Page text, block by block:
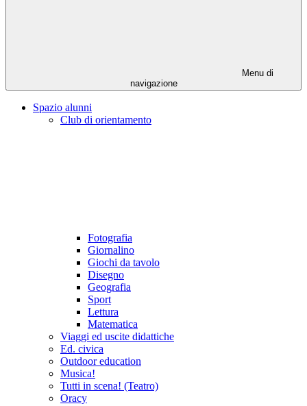
Menu di
navigazione
Spazio alunni
Club di orientamento
Fotografia
Giornalino
Giochi da tavolo
Disegno
Geografia
Sport
Lettura
Matematica
Viaggi ed uscite didattiche
Ed. civica
Outdoor education
Musica!
Tutti in scena! (Teatro)
Oracy